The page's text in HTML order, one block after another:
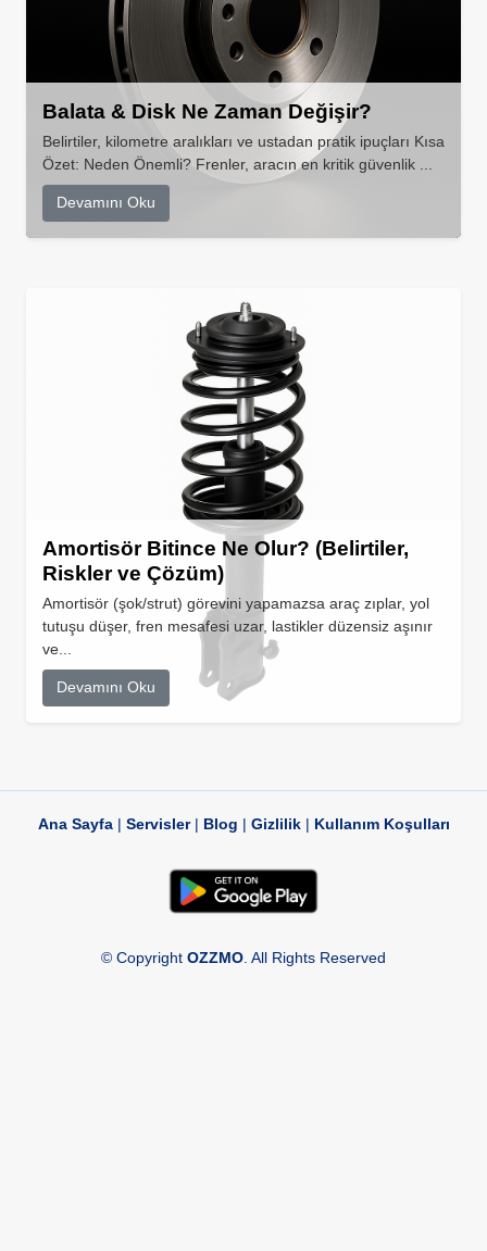
Balata & Disk Ne Zaman Değişir?
Belirtiler, kilometre aralıkları ve ustadan pratik ipuçları Kısa
Özet: Neden Önemli? Frenler, aracın en kritik güvenlik ...
Devamını Oku
Amortisör Bitince Ne Olur? (Belirtiler,
Riskler ve Çözüm)
Amortisör (şok/strut) görevini yapamazsa araç zıplar, yol
tutuşu düşer, fren mesafesi uzar, lastikler düzensiz aşınır
ve...
Devamını Oku
Ana Sayfa| Servisler| Blog | Gizlilik| Kullanım Koşulları
© Copyright OZZMO . All Rights Reserved